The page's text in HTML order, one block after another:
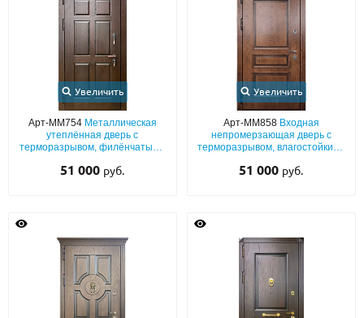
Каталог Как купить
Записаться на замер
Увеличить
Арт-ММ754 Металлическая
утеплённая дверь с
терморазрывом, филёнчатыми
карнизом
51 000 руб.
Увеличить
Арт-ММ858 Входная
непромерзающая дверь с
терморазрывом, влагостойкими
раскладом и карнизом
51 000 руб.